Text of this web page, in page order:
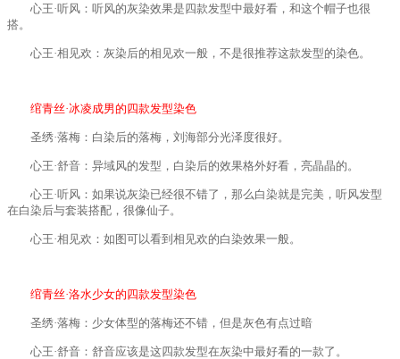
心王·听风：听风的灰染效果是四款发型中最好看，和这个帽子也很
搭。
心王·相见欢：灰染后的相见欢一般，不是很推荐这款发型的染色。
绾青丝·冰凌成男的四款发型染色
圣绣·落梅：白染后的落梅，刘海部分光泽度很好。
心王·舒音：异域风的发型，白染后的效果格外好看，亮晶晶的。
心王·听风：如果说灰染已经很不错了，那么白染就是完美，听风发型
在白染后与套装搭配，很像仙子。
心王·相见欢：如图可以看到相见欢的白染效果一般。
绾青丝·洛水少女的四款发型染色
圣绣·落梅：少女体型的落梅还不错，但是灰色有点过暗
心王·舒音：舒音应该是这四款发型在灰染中最好看的一款了。